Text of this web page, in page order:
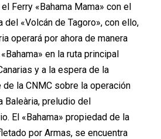
Ferry «Bahama Mama» con el
del «Volcán de Tagoro», con ello,
operará por ahora de manera
en la ruta principal
y a la espera de la
la CNMC sobre la operación
Baleària, preludio del
El «Bahama» propiedad de la
por Armas, se encuentra